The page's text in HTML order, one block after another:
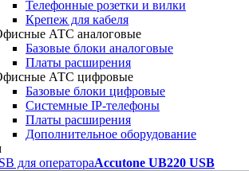
Телефонные розетки и вилки
Крепеж для кабеля
АТС аналоговые
Базовые блоки аналоговые
Платы расширения
АТС цифровые
Базовые блоки цифровые
Системные IP-телефоны
Платы расширения
Дополнительное оборудование
для оператораAccutone UB220 USB